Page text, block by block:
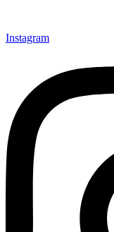
Instagram